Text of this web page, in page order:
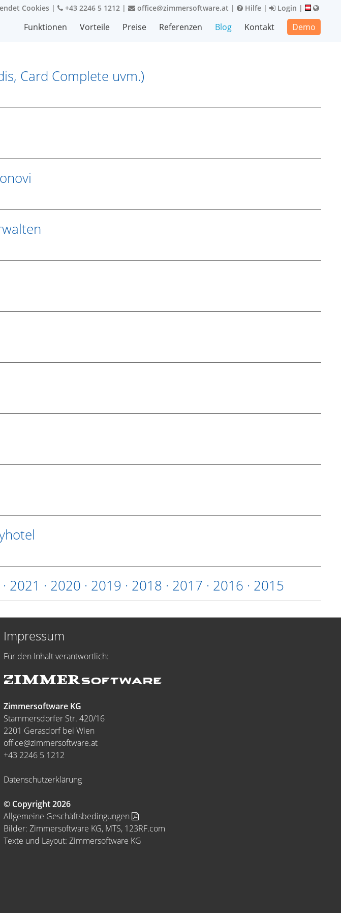
Cookies | +43 2246 5 1212 | office@zimmersoftware.at | Hilfe | Login |
Funktionen Vorteile Preise Referenzen Blog Kontakt Demo
Card Complete uvm.)
· 2021 · 2020 · 2019 · 2018 · 2017 · 2016 · 2015
Impressum
Für den Inhalt verantwortlich:
Zimmersoftware KG
Stammersdorfer Str. 420/16
2201 Gerasdorf bei Wien
office@zimmersoftware.at
+43 2246 5 1212
Datenschutzerklärung
© Copyright 2026
Allgemeine Geschäftsbedingungen
Bilder: Zimmersoftware KG, MTS, 123RF.com
Texte und Layout: Zimmersoftware KG